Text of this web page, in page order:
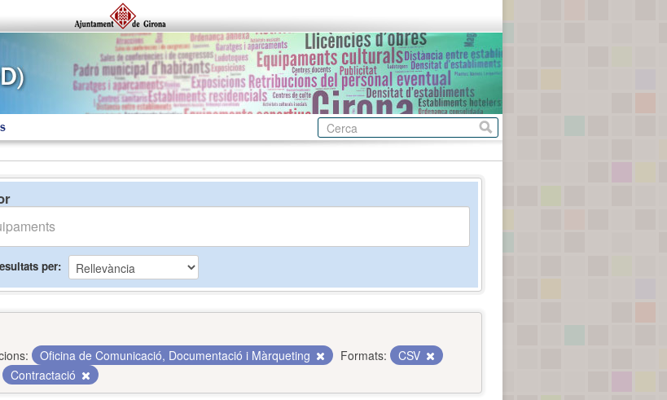
per
Oficina de Comunicació, Documentació i Màrqueting Formats:
CSV
Contractació